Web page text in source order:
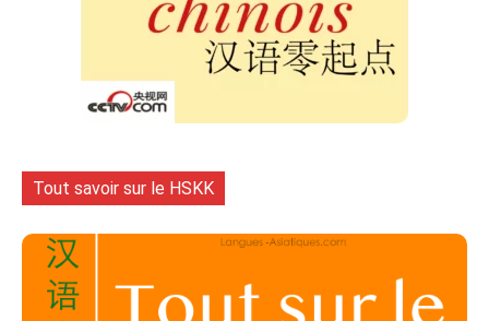
Tout savoir sur le HSKK